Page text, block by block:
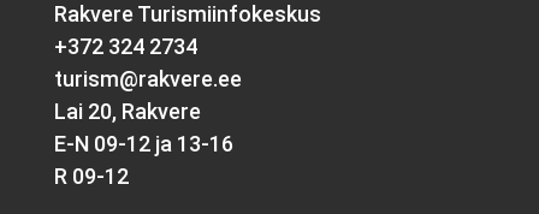
Rakvere Turismiinfokeskus
+372 324 2734
turism@rakvere.ee
Lai 20, Rakvere
E-N 09-12 ja 13-16
R 09-12